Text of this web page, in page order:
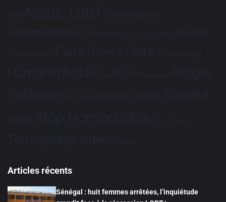
Asie Assos. LGBT Bioéthique Brève
Communiqués Culture Dialogues France-Brésil Europe
Evénements Faits Divers France Hommage
HumanophobieJustice Partenariat People
Politiques Projets Religion Santé Société
Sport Stop Homophobie Tech Tribune
TémoignageVidéo Études
Articles récents
Sénégal : huit femmes arrêtées, l’inquiétude